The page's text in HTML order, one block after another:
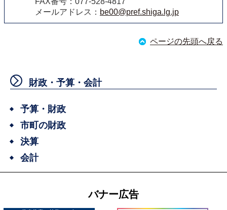
メールアドレス： be00@pref.shiga.lg.jp
ページの先頭へ戻る
財政・予算・会計
予算・財政
市町の財政
決算
会計
バナー広告